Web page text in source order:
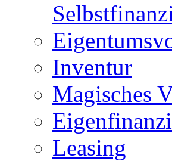
Inventur
Magisches
Leasing